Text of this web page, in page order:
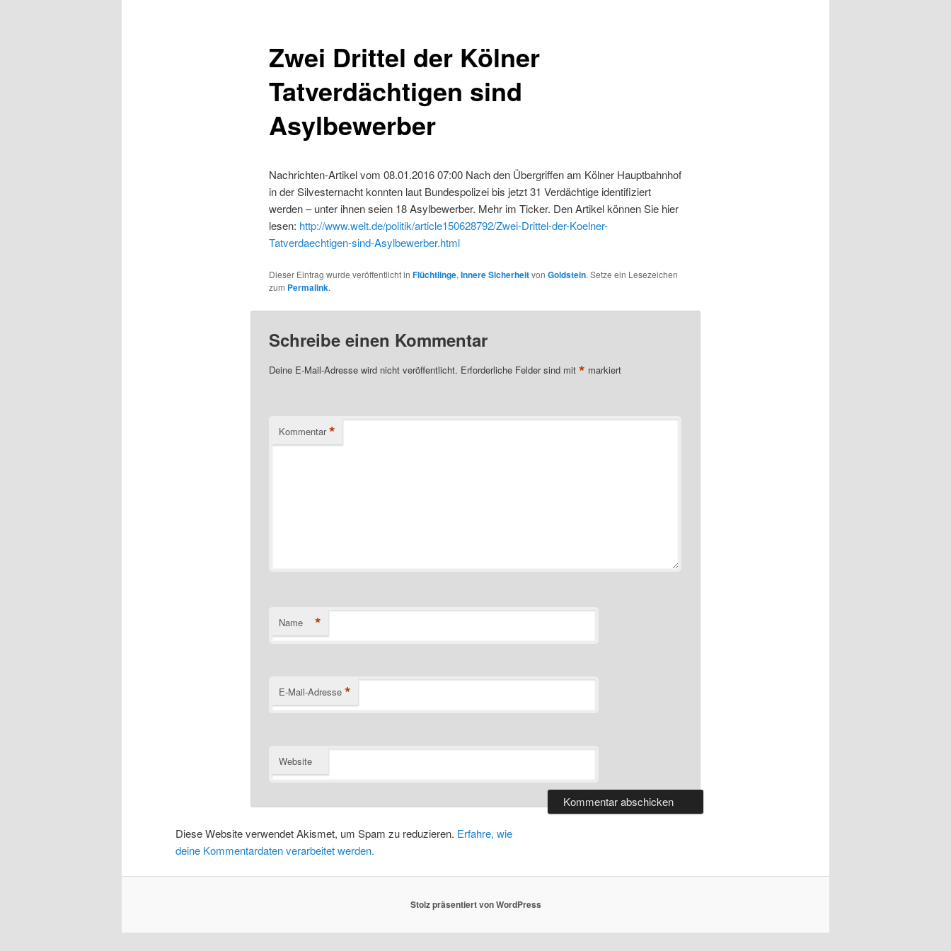
Zwei Drittel der Kölner
Tatverdächtigen sind
Asylbewerber
Nachrichten-Artikel vom 08.01.2016 07:00 Nach den Übergriffen am Kölner Hauptbahnhof
in der Silvesternacht konnten laut Bundespolizei bis jetzt 31 Verdächtige identifiziert
werden – unter ihnen seien 18 Asylbewerber. Mehr im Ticker. Den Artikel können Sie hier
lesen: http://www.welt.de/politik/article150628792/Zwei-Drittel-der-Koelner-
Tatverdaechtigen-sind-Asylbewerber.html
Dieser Eintrag wurde veröffentlicht in Flüchtlinge, Innere Sicherheitvon Goldstein. Setze ein Lesezeichen
zum Permalink.
Schreibe einen Kommentar
Deine E-Mail-Adresse wird nicht veröffentlicht. Erforderliche Felder sind mit * markiert
Kommentar *
Name *
E-Mail-Adresse *
Website
Diese Website verwendet Akismet, um Spam zu reduzieren. Erfahre, wie
deine Kommentardaten verarbeitet werden.
Stolz präsentiert von WordPress